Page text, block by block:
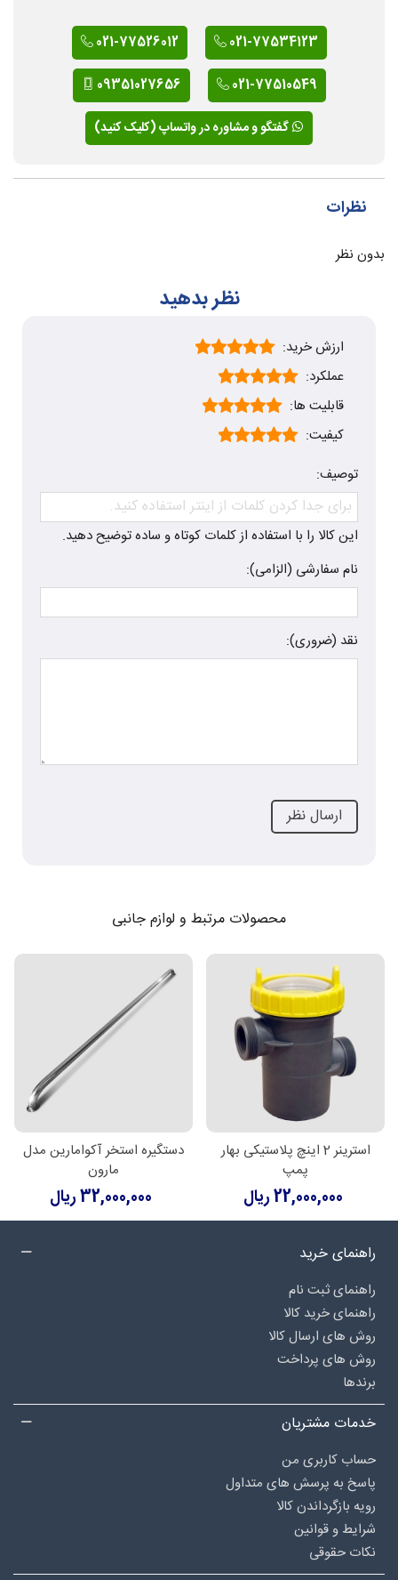
021-77534123
021-77526012
021-77510549
09351027656
گفتگو و مشاوره در واتساپ (کلیک کنید)
نظرات
بدون نظر
نظر بدهید
ارزش خرید:
عملکرد:
قابلیت ها:
کیفیت:
توصیف:
این کالا را با استفاده از کلمات کوتاه و ساده توضیح دهید.
نام سفارشی (الزامی):
نقد (ضروری):
محصولات مرتبط و لوازم جانبی
استرینر 2 اینچ پلاستیکی بهار
پمپ
22,000,000 ریال
دستگیره استخر آکوامارین مدل
مارون
32,000,000 ریال
راهنمای خرید
راهنمای ثبت نام
راهنمای خرید کالا
روش های ارسال کالا
روش های پرداخت
برندها
خدمات مشتریان
حساب کاربری من
پاسخ به پرسش های متداول
رویه بازگرداندن کالا
شرایط و قوانین
نکات حقوقی